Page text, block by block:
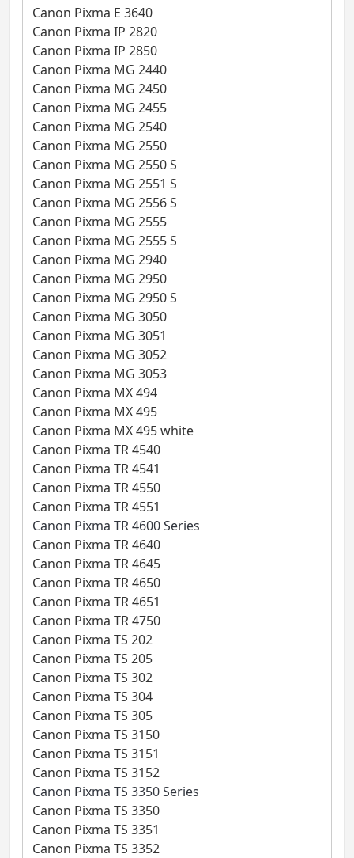
Canon Pixma E 3640
Canon Pixma IP 2820
Canon Pixma IP 2850
Canon Pixma MG 2440
Canon Pixma MG 2450
Canon Pixma MG 2455
Canon Pixma MG 2540
Canon Pixma MG 2550
Canon Pixma MG 2550 S
Canon Pixma MG 2551 S
Canon Pixma MG 2556 S
Canon Pixma MG 2555
Canon Pixma MG 2555 S
Canon Pixma MG 2940
Canon Pixma MG 2950
Canon Pixma MG 2950 S
Canon Pixma MG 3050
Canon Pixma MG 3051
Canon Pixma MG 3052
Canon Pixma MG 3053
Canon Pixma MX 494
Canon Pixma MX 495
Canon Pixma MX 495 white
Canon Pixma TR 4540
Canon Pixma TR 4541
Canon Pixma TR 4550
Canon Pixma TR 4551
Canon Pixma TR 4600 Series
Canon Pixma TR 4640
Canon Pixma TR 4645
Canon Pixma TR 4650
Canon Pixma TR 4651
Canon Pixma TR 4750
Canon Pixma TS 202
Canon Pixma TS 205
Canon Pixma TS 302
Canon Pixma TS 304
Canon Pixma TS 305
Canon Pixma TS 3150
Canon Pixma TS 3151
Canon Pixma TS 3152
Canon Pixma TS 3350 Series
Canon Pixma TS 3350
Canon Pixma TS 3351
Canon Pixma TS 3352